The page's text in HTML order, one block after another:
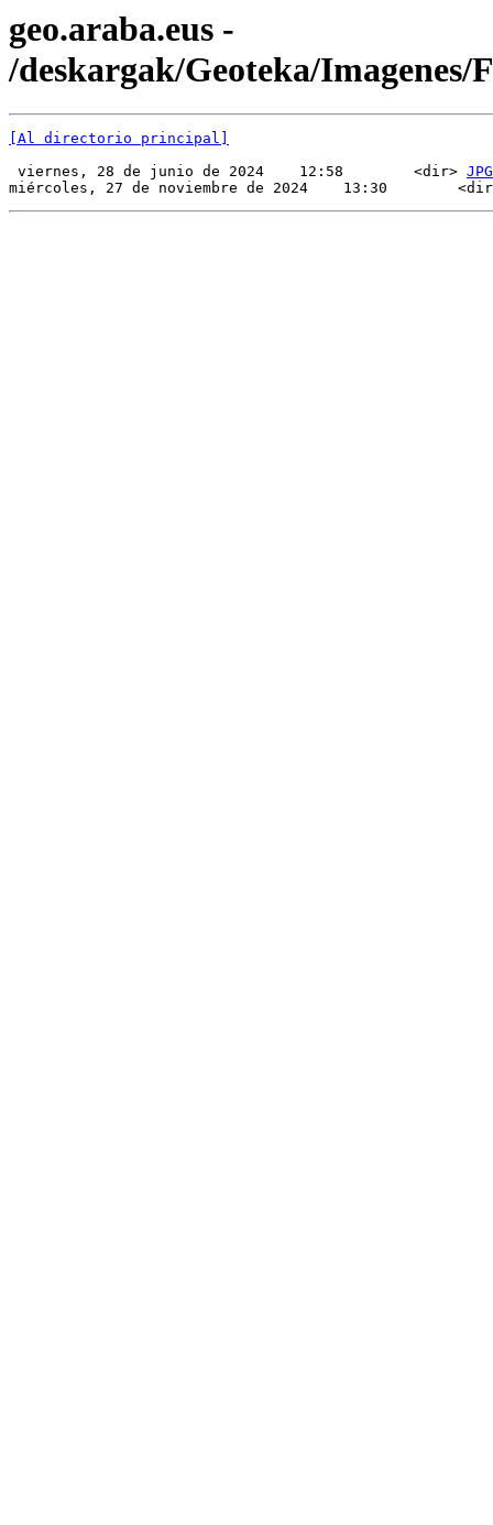
geo.araba.eus -
/deskargak/Geoteka/Imagenes/
[Al directorio principal]
viernes, 28 de junio de 2024    12:58        <dir> JPG
miércoles, 27 de noviembre de 2024    13:30